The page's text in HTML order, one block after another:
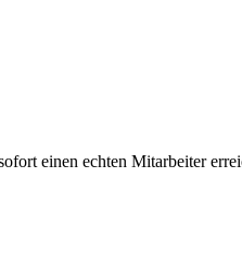
einen echten Mitarbeiter